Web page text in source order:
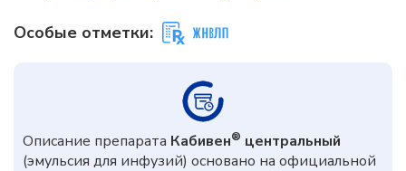
Особые отметки:
Описание препарата Кабивен® центральный
(эмульсия для инфузий) основано на официальной